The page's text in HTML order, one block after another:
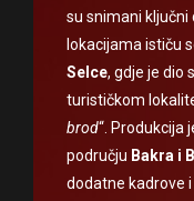
su snimani ključni
lokacijama ističu
Selce, gdje je dio
turističkom
brod“. Produkcija
području Bakra i
dodatne kadrove